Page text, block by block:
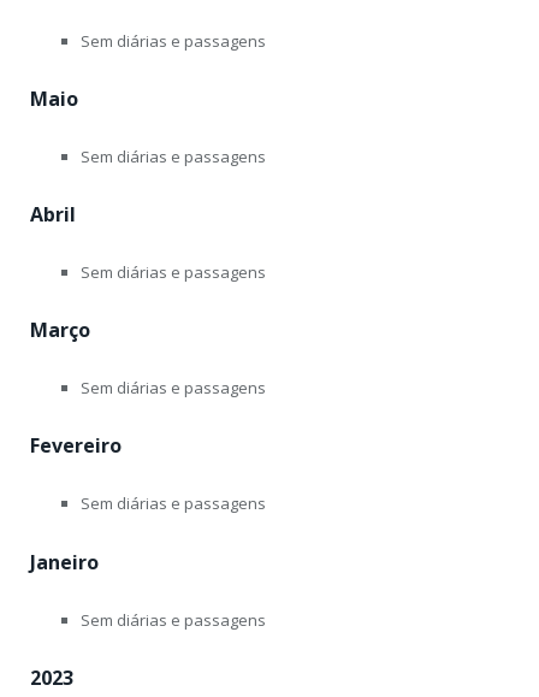
Sem diárias e passagens
Maio
Sem diárias e passagens
Abril
Sem diárias e passagens
Março
Sem diárias e passagens
Fevereiro
Sem diárias e passagens
Janeiro
Sem diárias e passagens
2023